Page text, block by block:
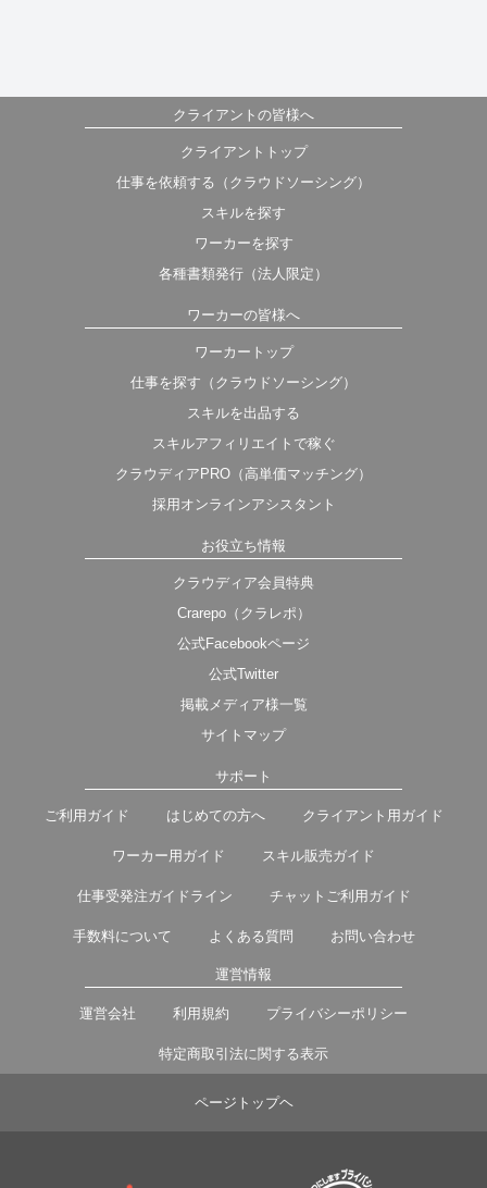
クライアントの皆様へ
クライアントトップ
仕事を依頼する（クラウドソーシング）
スキルを探す
ワーカーを探す
各種書類発行（法人限定）
ワーカーの皆様へ
ワーカートップ
仕事を探す（クラウドソーシング）
スキルを出品する
スキルアフィリエイトで稼ぐ
クラウディアPRO（高単価マッチング）
採用オンラインアシスタント
お役立ち情報
クラウディア会員特典
Crarepo（クラレポ）
公式Facebookページ
公式Twitter
掲載メディア様一覧
サイトマップ
サポート
ご利用ガイド はじめての方へ クライアント用ガイド
ワーカー用ガイド スキル販売ガイド
仕事受発注ガイドライン チャットご利用ガイド
手数料について よくある質問 お問い合わせ
運営情報
運営会社 利用規約 プライバシーポリシー
特定商取引法に関する表示
ページトップヘ